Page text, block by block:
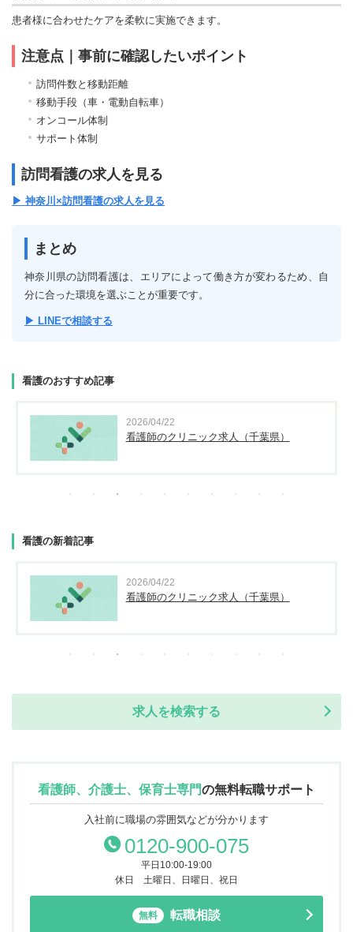
患者様に合わせたケアを柔軟に実施できます。
注意点｜事前に確認したいポイント
訪問件数と移動距離
移動手段（車・電動自転車）
オンコール体制
サポート体制
訪問看護の求人を見る
▶ 神奈川×訪問看護の求人を見る
まとめ
神奈川県の訪問看護は、エリアによって働き方が変わるため、自
分に合った環境を選ぶことが重要です。
▶ LINEで相談する
看護のおすすめ記事
2026/04/22
看護師のクリニック求人（千葉県）
看護の新着記事
2026/04/22
看護師のクリニック求人（千葉県）
求人を検索する
看護師、介護士、保育士専門の無料転職サポート
入社前に職場の雰囲気などが分かります
0120-900-075
平日10:00-19:00
休日 土曜日、日曜日、祝日
無料 転職相談